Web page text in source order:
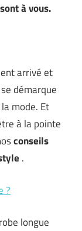
à vous.
arrivé et
démarque
mode. Et
à la pointe
conseils
.
?
longue